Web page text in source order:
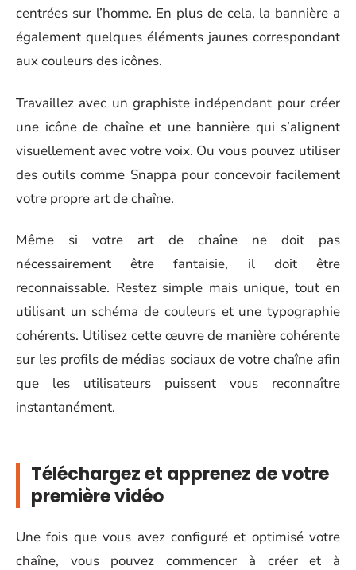
centrées sur l’homme. En plus de cela, la bannière a
également quelques éléments jaunes correspondant
aux couleurs des icônes.
Travaillez avec un graphiste indépendant pour créer
une icône de chaîne et une bannière qui s’alignent
visuellement avec votre voix. Ou vous pouvez utiliser
des outils comme Snappa pour concevoir facilement
votre propre art de chaîne.
Même si votre art de chaîne ne doit pas
nécessairement être fantaisie, il doit être
reconnaissable. Restez simple mais unique, tout en
utilisant un schéma de couleurs et une typographie
cohérents. Utilisez cette œuvre de manière cohérente
sur les profils de médias sociaux de votre chaîne afin
que les utilisateurs puissent vous reconnaître
instantanément.
Téléchargez et apprenez de votre
première vidéo
Une fois que vous avez configuré et optimisé votre
chaîne, vous pouvez commencer à créer et à